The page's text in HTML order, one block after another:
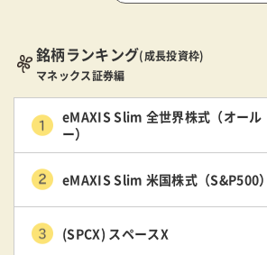
銘柄ランキング(成長投資枠)
マネックス証券編
eMAXIS Slim 全世界株式（オール
ー）
eMAXIS Slim 米国株式（S&P500）
(SPCX) スペースX